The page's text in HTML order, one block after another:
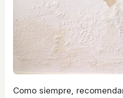
Como siempre,